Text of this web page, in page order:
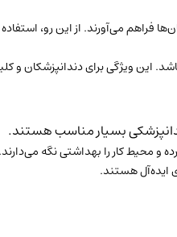
فراهم می‌آورند. از این رو،
این ویژگی برای دندانپزشکان و
بسیار مناسب هستند.
و محیط کار را بهداشتی نگه می‌دارند.
ایده‌آل هستند.